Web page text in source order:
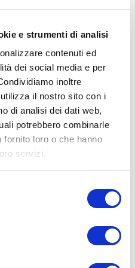
e strumenti di analisi
contenuti ed
dei social media e per
inoltre
il nostro sito con i
di analisi dei dati web,
potrebbero combinarle
loro o che hanno
servizi.
impollinato dai campi
non crescerà mais di
mio vicino ha questo
un mais eccezionale. Ed
del Nebraska negli
un concetto chiave per un
In parole povere, se
dovete entrare nel